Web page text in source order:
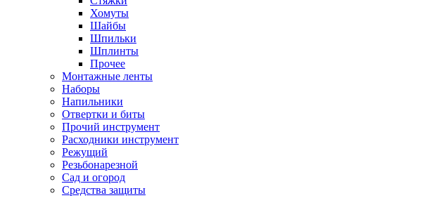
Хомуты
Шайбы
Шпильки
Шплинты
Прочее
Монтажные ленты
Наборы
Напильники
Отвертки и биты
Прочий инструмент
Расходники инструмент
Режущий
Резьбонарезной
Сад и огород
Средства защиты